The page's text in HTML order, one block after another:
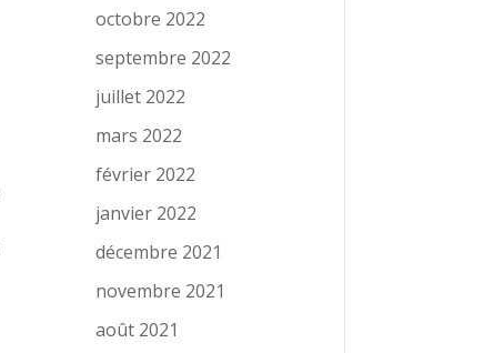
octobre 2022
septembre 2022
juillet 2022
mars 2022
février 2022
janvier 2022
décembre 2021
novembre 2021
août 2021